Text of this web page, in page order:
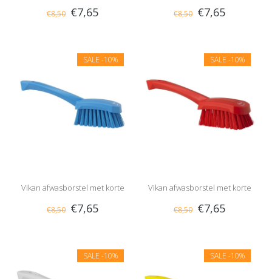
steel, hard
€8,50 €7,65 steel, hard
€8,50 €7,65
SALE -10%
Vikan afwasborstel met korte
steel, hard
€8,50 €7,65
SALE -10%
Vikan afwasborstel met korte
steel, hard
€8,50 €7,65
SALE -10% SALE -10%